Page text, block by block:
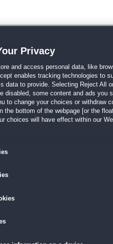
Und erneut wird es persönlich.
Vater in einer schweren finanziellen
Musik: 1, Wiederspielbarkeit: 1,
spätenstens mit Build-a-Lot festgestellt,
des Spiels schreiben "voller
Privacy
and access personal data, like
enables tracking technologies to
data to provide. Selecting Reject All
disabled, some content and ads you
to change your choices or withdraw
the bottom of the webpage [or the
choices will have effect within our